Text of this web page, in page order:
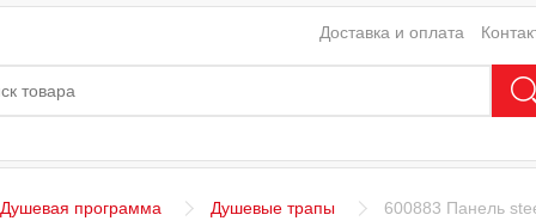
Доставка и оплата
Душевая программа Душевые трапы 600883 Панель